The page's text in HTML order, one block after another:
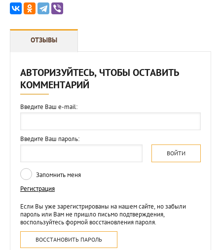
ОТЗЫВЫ
АВТОРИЗУЙТЕСЬ, ЧТОБЫ ОСТАВИТЬ
КОММЕНТАРИЙ
Введите Ваш e-mail:
Введите Ваш пароль:
ВОЙТИ
Запомнить меня
Регистрация
Если Вы уже зарегистрированы на нашем сайте, но забыли
пароль или Вам не пришло письмо подтверждения,
воспользуйтесь формой восстановления пароля.
ВОССТАНОВИТЬ ПАРОЛЬ